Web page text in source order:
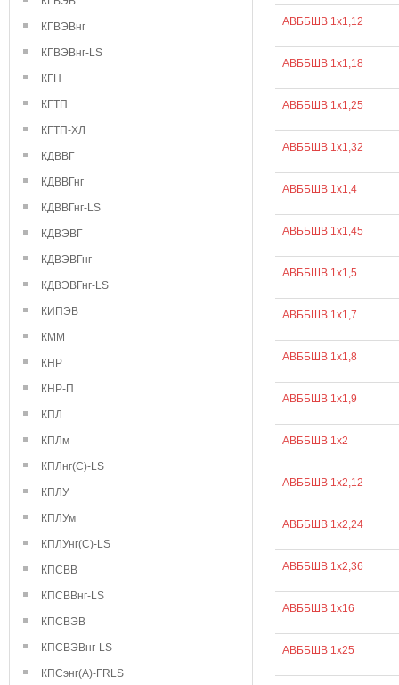
КГВЭВнг
КГВЭВнг-LS
КГН
КГТП
КГТП-ХЛ
КДВВГ
КДВВГнг
КДВВГнг-LS
КДВЭВГ
КДВЭВГнг
КДВЭВГнг-LS
КИПЭВ
КММ
КНР
КНР-П
КПЛ
КПЛм
КПЛнг(С)-LS
КПЛУ
КПЛУм
КПЛУнг(С)-LS
КПСВВ
КПСВВнг-LS
КПСВЭВ
КПСВЭВнг-LS
КПСэнг(А)-FRLS
АВББШВ 1х1,12
АВББШВ 1х1,18
АВББШВ 1х1,25
АВББШВ 1х1,32
АВББШВ 1х1,4
АВББШВ 1х1,45
АВББШВ 1х1,5
АВББШВ 1х1,7
АВББШВ 1х1,8
АВББШВ 1х1,9
АВББШВ 1х2
АВББШВ 1х2,12
АВББШВ 1х2,24
АВББШВ 1х2,36
АВББШВ 1х16
АВББШВ 1х25